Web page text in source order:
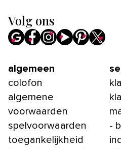
Volg ons
algemeen
colofon
algemene
voorwaarden
spelvoorwaarden
toegankelijkheid
-